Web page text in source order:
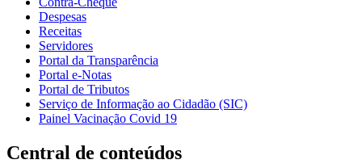
Despesas
Receitas
Servidores
Portal da Transparência
Portal e-Notas
Portal de Tributos
Serviço de Informação ao Cidadão (SIC)
Painel Vacinação Covid 19
Central de conteúdos